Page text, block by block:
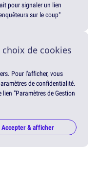
pour signaler un lien
sur le coup"
de cookies
Pour l'afficher, vous
de confidentialité.
"Paramètres de Gestion
Accepter & afficher